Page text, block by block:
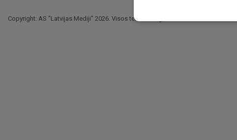
Copyright: AS "Latvijas Mediji" 2026. Visos teisės saugomos.